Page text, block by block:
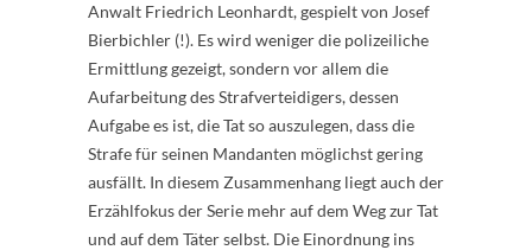
Anwalt Friedrich Leonhardt, gespielt von Josef
Bierbichler (!). Es wird weniger die polizeiliche
Ermittlung gezeigt, sondern vor allem die
Aufarbeitung des Strafverteidigers, dessen
Aufgabe es ist, die Tat so auszulegen, dass die
Strafe für seinen Mandanten möglichst gering
ausfällt. In diesem Zusammenhang liegt auch der
Erzählfokus der Serie mehr auf dem Weg zur Tat
und auf dem Täter selbst. Die Einordnung ins